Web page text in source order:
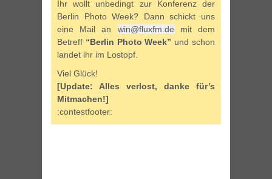
Ihr wollt unbedingt zur Konferenz der
Berlin Photo Week? Dann schickt uns
eine Mail an win@fluxfm.de mit dem
Betreff “Berlin Photo Week” und schon
landet ihr im Lostopf.
Viel Glück!
[Update: Alles verlost, danke für’s
Mitmachen!]
:contestfooter: